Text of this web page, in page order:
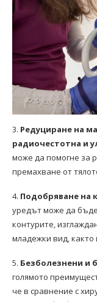
3. Редуциране на
радиочестотна и
може да помогне за
премахване от
4. Подобряване на
уредът може да
контурите,
младежки вид,
5. Безболезнени и
голямото
че в сравнение с